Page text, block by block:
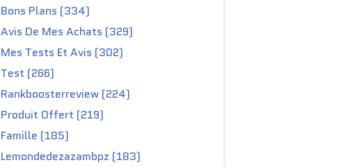
Bons Plans (334)
Avis De Mes Achats (329)
Mes Tests Et Avis (302)
Test (266)
Rankboosterreview (224)
Produit Offert (219)
Famille (185)
Lemondedezazambpz (183)